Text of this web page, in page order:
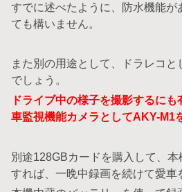
すでに述べたように、防水機能が
ても構いません。
また別の用途として、ドラレコと
でしょう。
ドライブ中の様子を撮影するに
車監視機能カメラとしてAKY-M1
別途128GBカードを購入して、
すれば、一晩中録画を続けて愛車